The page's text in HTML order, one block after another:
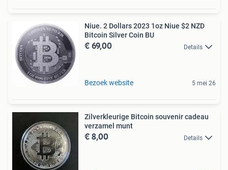
Niue. 2 Dollars 2023 1oz Niue $2 NZD
Bitcoin Silver Coin BU
€ 69,00 Details
Bezoek website 5 mei 26
Zilverkleurige Bitcoin souvenir cadeau
verzamel munt
€ 8,00 Details